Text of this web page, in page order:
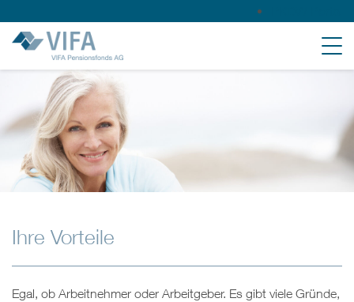
Ihre Vorteile
Egal, ob Arbeitnehmer oder Arbeitgeber. Es gibt viele Gründe,